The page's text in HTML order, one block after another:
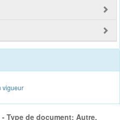
vigueur
Type de document: Autre,